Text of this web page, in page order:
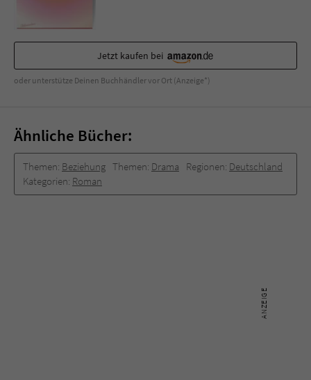
Jetzt kaufen bei
oder unterstütze Deinen Buchhändler vor Ort (Anzeige*)
Ähnliche Bücher:
Themen: Beziehung Themen: Drama Regionen: Deutschland
Kategorien: Roman